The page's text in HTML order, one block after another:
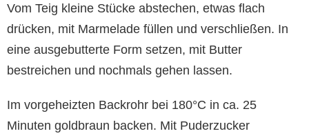
Vom Teig kleine Stücke abstechen, etwas flach
drücken, mit Marmelade füllen und verschließen. In
eine ausgebutterte Form setzen, mit Butter
bestreichen und nochmals gehen lassen.
Im vorgeheizten Backrohr bei 180°C in ca. 25
Minuten goldbraun backen. Mit Puderzucker